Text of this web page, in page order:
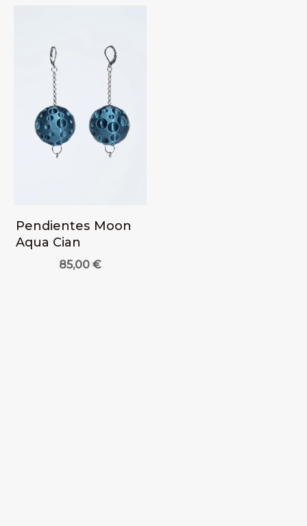
Pendientes Moon
Aqua Cian
85,00 €